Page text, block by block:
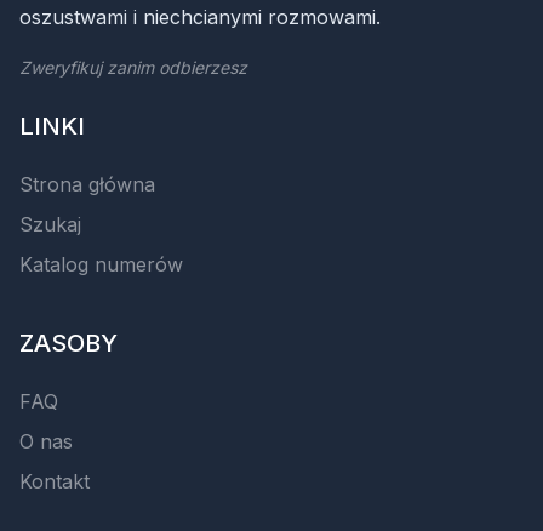
oszustwami i niechcianymi rozmowami.
Zweryfikuj zanim odbierzesz
LINKI
Strona główna
Szukaj
Katalog numerów
ZASOBY
FAQ
O nas
Kontakt